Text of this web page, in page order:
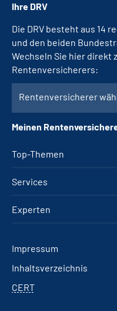
Top-Themen
Services
Experten
Ihre DRV
Die DRV besteht aus 14
und den beiden
Wechseln Sie hier direkt
Rentenversicherers:
Rentenversicherer
Meinen
Impressum
Inhaltsverzeichnis
CERT